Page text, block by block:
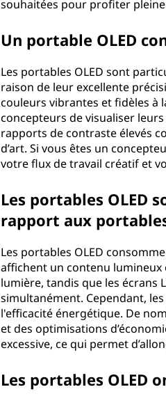
souhaitées pour profiter
Un portable OLED
Les portables OLED sont
raison de leur excellente
couleurs vibrantes et fidèles à
concepteurs de visualiser
rapports de contraste élevés
d’art. Si vous êtes un
votre flux de travail créatif et
Les portables OLED
rapport aux
Les portables OLED
affichent un contenu lumineux
lumière, tandis que les écrans
simultanément. Cependant,
l'efficacité énergétique. De
et des optimisations
excessive, ce qui permet
Les portables OLED